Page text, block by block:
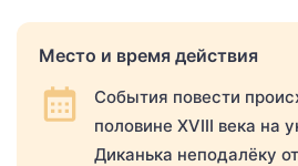
Место и время действия
События повести
половине XVIII века на
Диканька неподалёку